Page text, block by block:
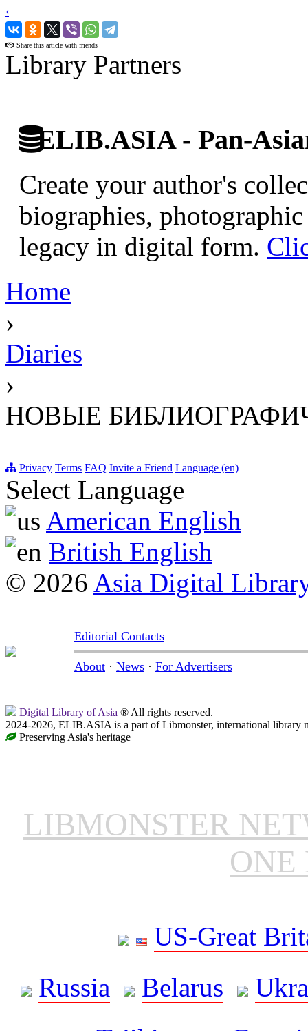
‹
›
Share this article with friends
Library Partners
ELIB.ASIA - Pan-
Create your author's
biographies,
legacy in digital form.
Home
›
Diaries
›
НОВЫЕ
Privacy Terms FAQ Invite a Friend Language (en)
Select Language
American English
British English
© 2026 Asia Digital
Editorial Contacts
About · News · For Advertisers
Digital Library of Asia ® All rights reserved.
2024-2026, ELIB.ASIA is a part of Libmonster, international library
Preserving Asia's heritage
LIBMONSTER
ONE
US-Great
Russia
Belarus